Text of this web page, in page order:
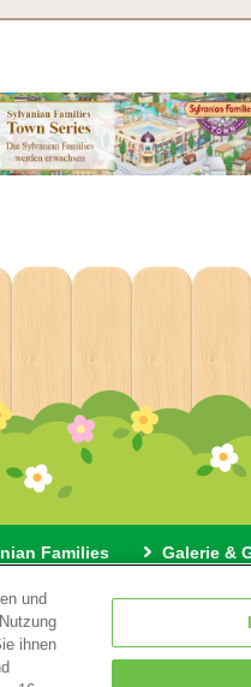
Families Galerie &
zu unserer Verwendung
und
ihnen